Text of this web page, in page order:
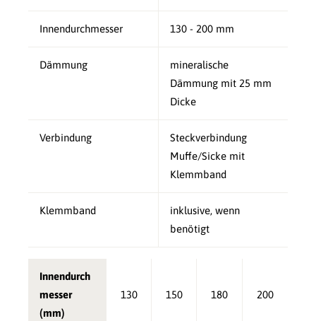
Innendurchmesser 130 - 200 mm
Dämmung
mineralische
Dämmung mit 25 mm
Dicke
Verbindung
Steckverbindung
Muffe/Sicke mit
Klemmband
Klemmband
inklusive, wenn
benötigt
Innendurch
messer
(mm)
130 150 180 200